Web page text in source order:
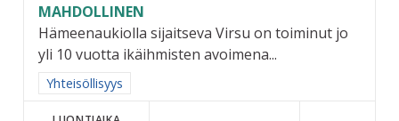
MAHDOLLINEN
Hämeenaukiolla sijaitseva Virsu on toiminut jo
yli 10 vuotta ikäihmisten avoimena...
Rajaa tulokset aihepiirin mukaan: Yhteisöllisyys
Yhteisöllisyys